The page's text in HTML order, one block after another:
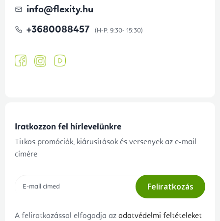
info@flexity.hu
+3680088457
Iratkozzon fel hírlevelünkre
Titkos promóciók, kiárusítások és versenyek az e-mail
címére
Feliratkozás
A feliratkozással elfogadja az adatvédelmi feltételeket